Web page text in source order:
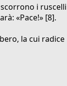
i ruscelli
«Pace!» [8].
la cui radice